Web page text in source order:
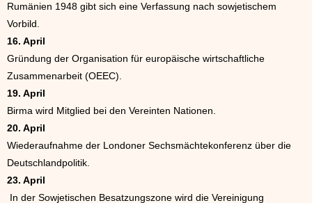
Rumänien 1948 gibt sich eine Verfassung nach sowjetischem
Vorbild.
16. April
Gründung der Organisation für europäische wirtschaftliche
Zusammenarbeit (OEEC).
19. April
Birma wird Mitglied bei den Vereinten Nationen.
20. April
Wiederaufnahme der Londoner Sechsmächtekonferenz über die
Deutschlandpolitik.
23. April
In der Sowjetischen Besatzungszone wird die Vereinigung